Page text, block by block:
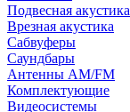
Подвесная акустика
Врезная акустика
Сабвуферы
Саундбары
Антенны AM/FM
Комплектующие
Видеосистемы